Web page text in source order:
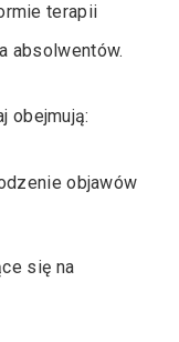
terapii
absolwentów.
obejmują:
objawów
się na